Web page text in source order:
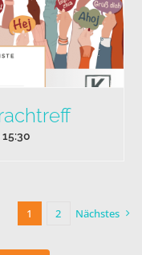
15:30
1 2 Nächstes